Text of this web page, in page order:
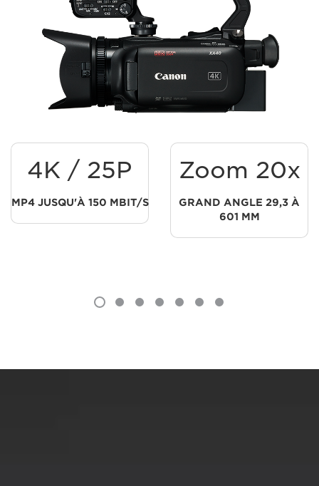
4K / 25P
MP4 JUSQU'À 150 MBIT/S
Zoom 20x
GRAND ANGLE 29,3 À
601 MM